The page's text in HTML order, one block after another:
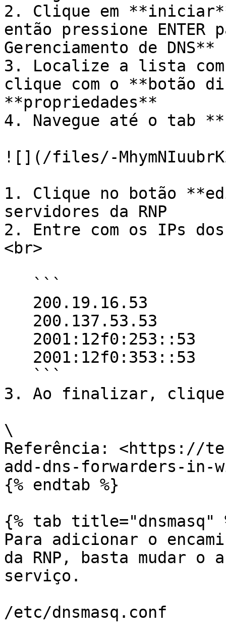
2. Clique em
então pressione
Gerenciamento de DNS**
3. Localize a lista
clique com o **botão
**propriedades**
4. Navegue até o tab
![](/files/-
1. Clique no botão
servidores da RNP
2. Entre com os IPs
<br>
3. Ao finalizar, clique
\
Referência: <https://
add-dns-forwarders-in-
{% endtab %}
{% tab title="dnsmasq"
Para adicionar o
da RNP, basta mudar o
serviço.
/etc/dnsmasq.conf